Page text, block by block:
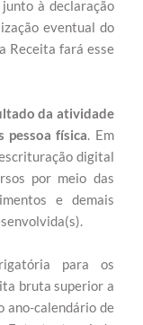
à declaração
eventual do
Receita fará esse
da atividade
pessoa física. Em
digital
por meio das
e demais
para os
bruta superior a
ano-calendário de